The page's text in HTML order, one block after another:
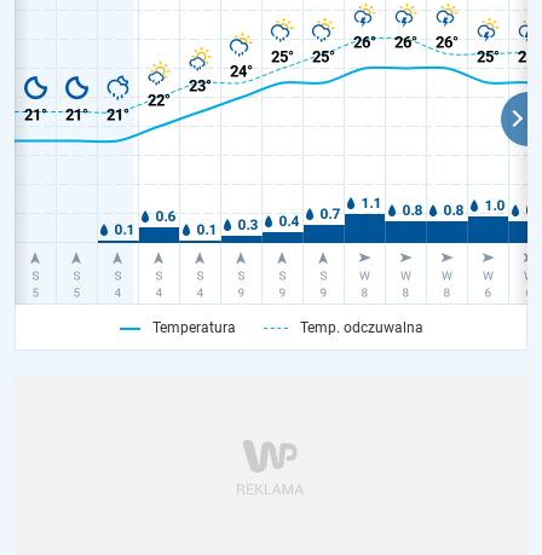
Temperatura Temp. odczuwalna